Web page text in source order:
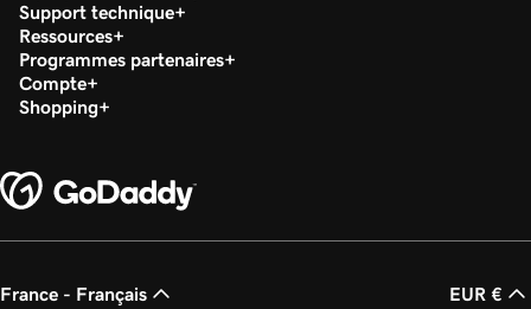
Support technique
Ressources
Programmes partenaires
Compte
Shopping
France - Français EUR €